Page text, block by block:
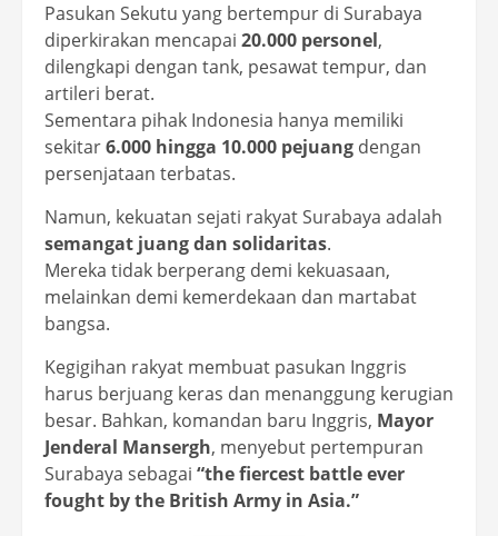
Pasukan Sekutu yang bertempur di Surabaya
diperkirakan mencapai 20.000 personel,
dilengkapi dengan tank, pesawat tempur, dan
artileri berat.
Sementara pihak Indonesia hanya memiliki
sekitar6.000 hingga 10.000 pejuang dengan
persenjataan terbatas.
Namun, kekuatan sejati rakyat Surabaya adalah
semangat juang dan solidaritas.
Mereka tidak berperang demi kekuasaan,
melainkan demi kemerdekaan dan martabat
bangsa.
Kegigihan rakyat membuat pasukan Inggris
harus berjuang keras dan menanggung kerugian
besar. Bahkan, komandan baru Inggris, Mayor
Jenderal Mansergh, menyebut pertempuran
Surabaya sebagai “the fiercest battle ever
fought by the British Army in Asia.”